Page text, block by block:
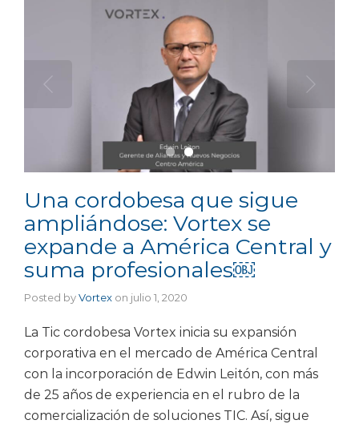
Una cordobesa que sigue
ampliándose: Vortex se
expande a América Central y
suma profesionales￼
Posted byVortex on julio 1, 2020
La Tic cordobesa Vortex inicia su expansión
corporativa en el mercado de América Central
con la incorporación de Edwin Leitón, con más
de 25 años de experiencia en el rubro de la
comercialización de soluciones TIC. Así, sigue